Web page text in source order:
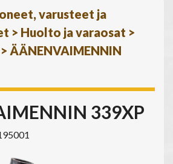
varusteet ja
> Huolto ja varaosat >
> ÄÄNENVAIMENNIN
339XP